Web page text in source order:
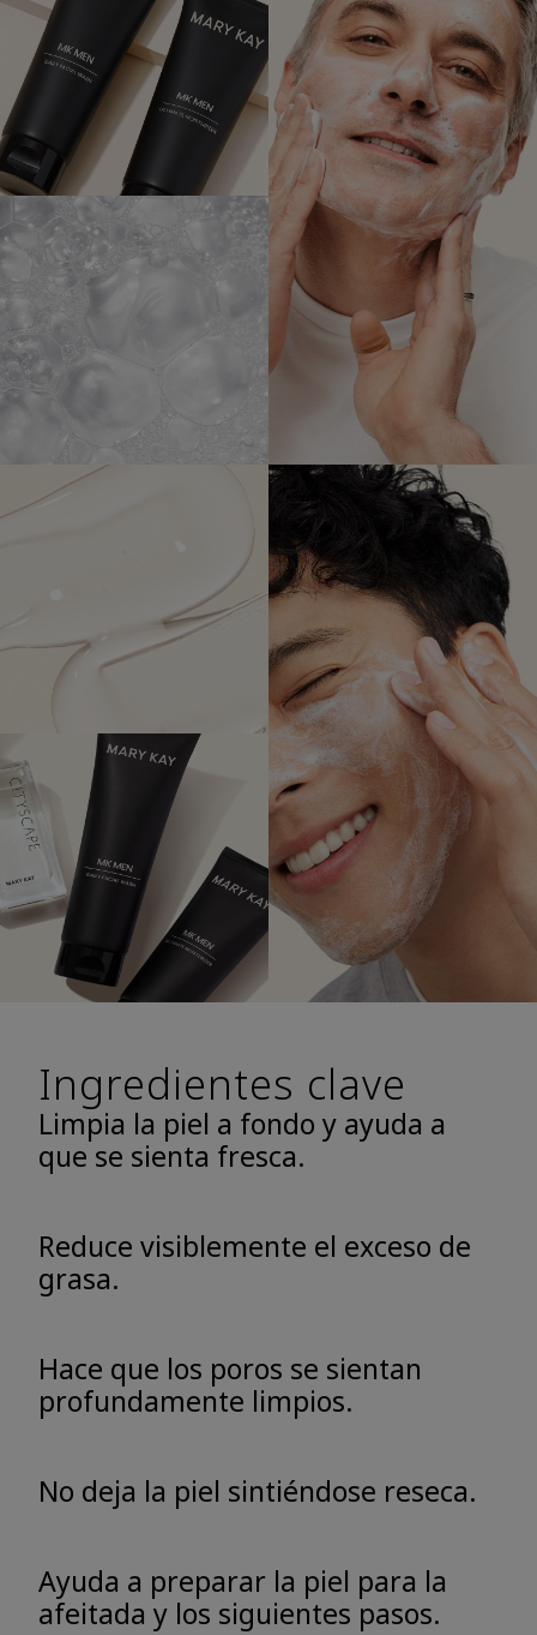
Ingredientes clave
Limpia la piel a fondo y ayuda a
que se sienta fresca.
Reduce visiblemente el exceso de
grasa.
Hace que los poros se sientan
profundamente limpios.
No deja la piel sintiéndose reseca.
Ayuda a preparar la piel para la
afeitada y los siguientes pasos.